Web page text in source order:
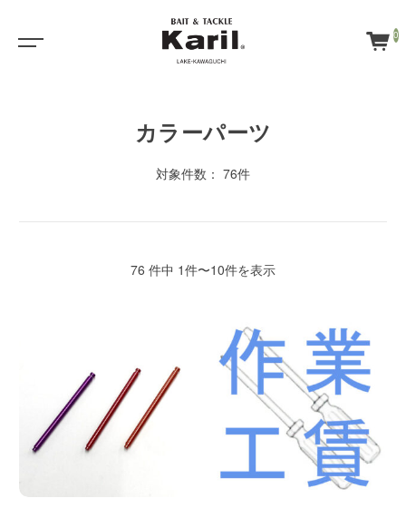
0
カラーパーツ
対象件数： 76件
76 件中 1件〜10件を表示